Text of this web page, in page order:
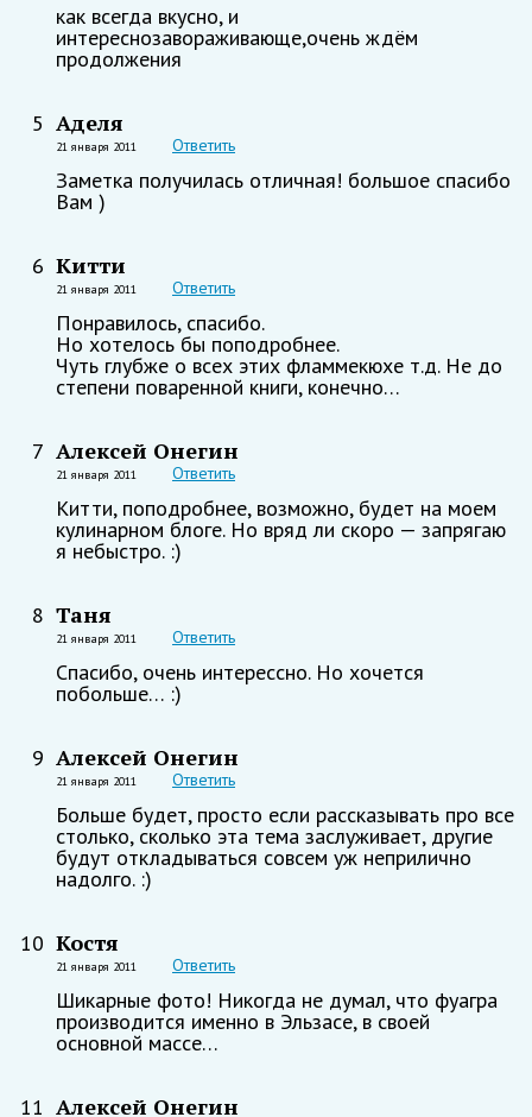
как всегда вкусно, и
интереснозавораживающе,очень ждём
продолжения
5 Аделя
21 января 2011 Ответить
Заметка получилась отличная! большое спасибо
Вам )
6 Китти
21 января 2011 Ответить
Понравилось, спасибо.
Но хотелось бы поподробнее.
Чуть глубже о всех этих фламмекюхе т.д. Не до
степени поваренной книги, конечно…
7 Алексей Онегин
21 января 2011 Ответить
Китти, поподробнее, возможно, будет на моем
кулинарном блоге. Но вряд ли скоро — запрягаю
я небыстро. :)
8 Таня
21 января 2011 Ответить
Спасибо, очень интерессно. Но хочется
побольше… :)
9 Алексей Онегин
21 января 2011 Ответить
Больше будет, просто если рассказывать про все
столько, сколько эта тема заслуживает, другие
будут откладываться совсем уж неприлично
надолго. :)
10 Костя
21 января 2011 Ответить
Шикарные фото! Никогда не думал, что фуагра
производится именно в Эльзасе, в своей
основной массе…
11 Алексей Онегин